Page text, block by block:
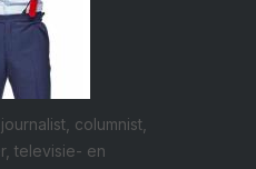
columnist,
televisie- en